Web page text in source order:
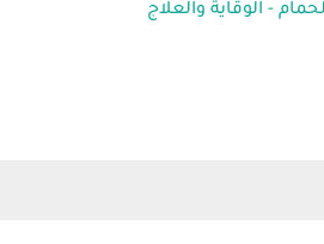
- الوقاية والعلاج